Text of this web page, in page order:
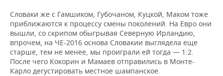
Словаки же с Гамшиком, Губочаном, Куцкой, Маком тоже
приближаются к процессу смены поколений. На Евро они
вышли, со скрипом обыгрывая Северную Ирландию,
впрочем, на ЧЕ-2016 основа Словакии выглядела еще
старше, тем не менее, мы проиграли ей тогда — 1:2.
После чего Кокорин и Мамаев отправились в Монте-
Карло дегустировать местное шампанское.